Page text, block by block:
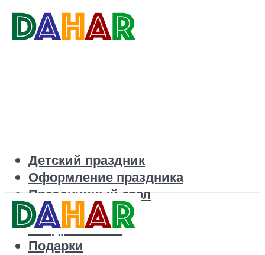
Детский праздник
Оформление праздника
Праздничный стол
Корпоратив
Поздравления
Подарки